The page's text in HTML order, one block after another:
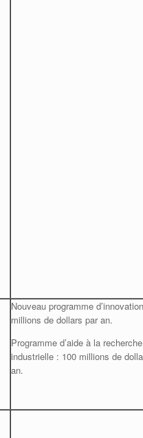
Nouveau programme
millions de dollars par an.
Programme d’aide à la recherche
industrielle : 100 millions de
an.